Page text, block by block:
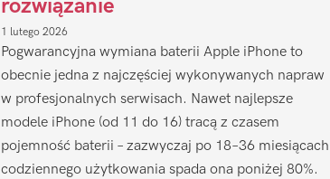
rozwiązanie
1 lutego 2026
Pogwarancyjna wymiana baterii Apple iPhone to
obecnie jedna z najczęściej wykonywanych napraw
w profesjonalnych serwisach. Nawet najlepsze
modele iPhone (od 11 do 16) tracą z czasem
pojemność baterii – zazwyczaj po 18–36 miesiącach
codziennego użytkowania spada ona poniżej 80%.